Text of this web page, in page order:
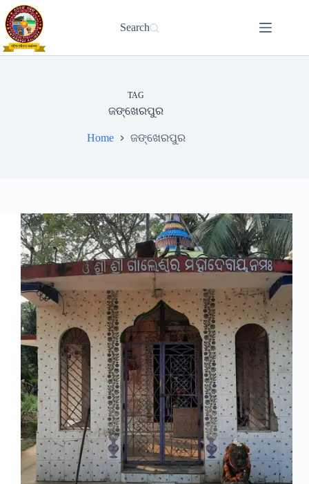
Skip
to
content
Search
TAG
ଜଙ୍ଖେରପୁର
Home ଜଙ୍ଖେରପୁର